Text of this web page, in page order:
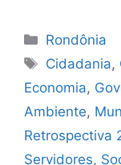
Categorias
Rondônia
Tags
Cidadania,
Economia,
Ambiente,
Retrospectiva
Servidores,